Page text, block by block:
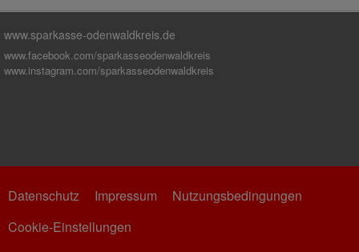
www.sparkasse-odenwaldkreis.de
www.facebook.com/sparkasseodenwaldkreis
www.instagram.com/sparkasseodenwaldkreis
Datenschutz Impressum
Nutzungsbedingungen
Cookie-Einstellungen